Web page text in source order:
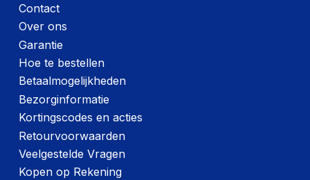
Contact
Over ons
Garantie
Hoe te bestellen
Betaalmogelijkheden
Bezorginformatie
Kortingscodes en acties
Retourvoorwaarden
Veelgestelde Vragen
Kopen op Rekening